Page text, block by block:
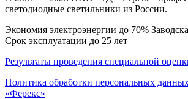
светодиодные светильники из России.
Экономия электроэнергии до 70%
Срок эксплуатации до 25 лет
Результаты проведения специальной
Политика обработки персональных
«Ферекс»